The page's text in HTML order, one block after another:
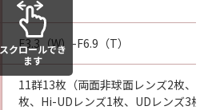
F3.3（W）-F6.9（T）
11群13枚（両面非球面レンズ2枚、片
枚、Hi-UDレンズ1枚、UDレンズ3枚
スクロールでき
ます